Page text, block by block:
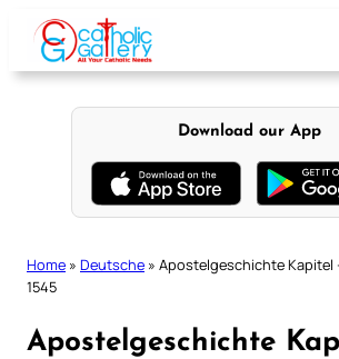
content
Download our App
Home » Deutsche » Apostelgeschichte Kapitel
1545
Apostelgeschichte